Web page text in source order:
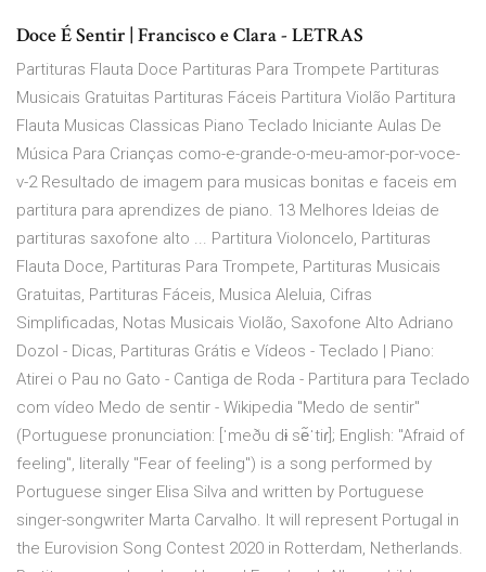
Doce É Sentir | Francisco e Clara - LETRAS
Partituras Flauta Doce Partituras Para Trompete Partituras
Musicais Gratuitas Partituras Fáceis Partitura Violão Partitura
Flauta Musicas Classicas Piano Teclado Iniciante Aulas De
Música Para Crianças como-e-grande-o-meu-amor-por-voce-
v-2 Resultado de imagem para musicas bonitas e faceis em
partitura para aprendizes de piano. 13 Melhores Ideias de
partituras saxofone alto ... Partitura Violoncelo, Partituras
Flauta Doce, Partituras Para Trompete, Partituras Musicais
Gratuitas, Partituras Fáceis, Musica Aleluia, Cifras
Simplificadas, Notas Musicais Violão, Saxofone Alto Adriano
Dozol - Dicas, Partituras Grátis e Vídeos - Teclado | Piano:
Atirei o Pau no Gato - Cantiga de Roda - Partitura para Teclado
com vídeo Medo de sentir - Wikipedia "Medo de sentir"
(Portuguese pronunciation: [ˈmeðu dɨ se᷉ˈtiɾ]; English: "Afraid of
feeling", literally "Fear of feeling") is a song performed by
Portuguese singer Elisa Silva and written by Portuguese
singer-songwriter Marta Carvalho. It will represent Portugal in
the Eurovision Song Contest 2020 in Rotterdam, Netherlands.